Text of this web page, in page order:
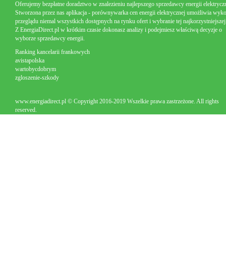
Oferujemy bezpłatne doradztwo w znalezieniu najlepszego sprzedawcy energii
Stworzona przez nas aplikacja - porównywarka cen energii elektrycznej umożliwia
przeglądu niemal wszystkich dostępnych na rynku ofert i wybranie tej
Z EnergiaDirect.pl w krótkim czasie dokonasz analizy i podejmiesz właściwą decyzje o
wyborze sprzedawcy energii.
Ranking kancelarii frankowych
avistapolska
wartobycdobrym
zgloszenie-szkody
www.energiadirect.pl © Copyright 2016-2019 Wszelkie prawa zastrzeżone. All rights
reserved.